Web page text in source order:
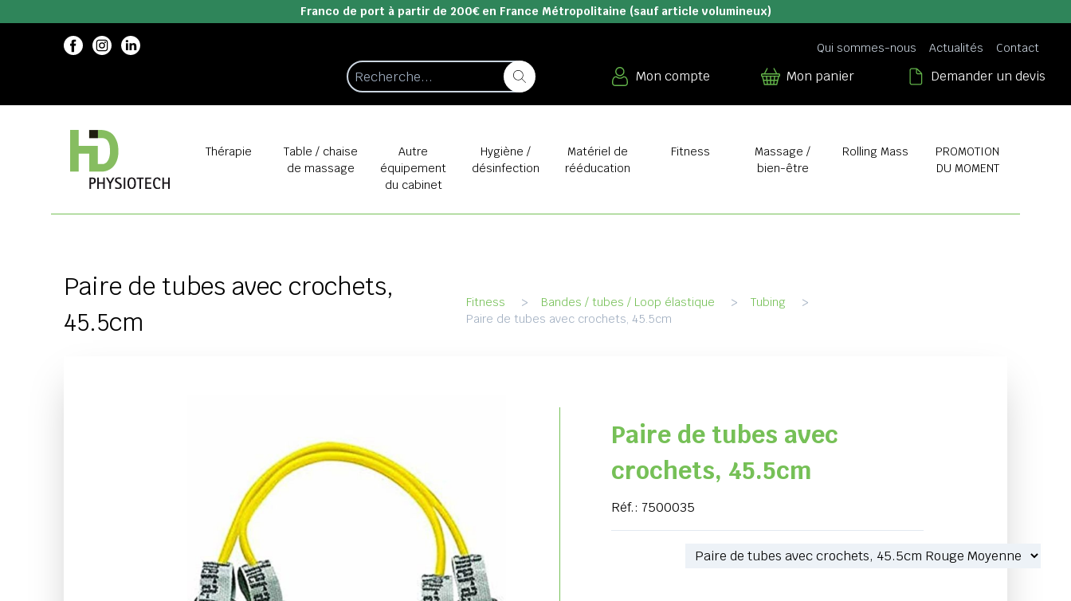
Franco de port à partir de 200€ en France Métropolitaine (sauf article volumineux)
Qui sommes-nous Actualités Contact
Mon compte Mon panier Demander un devis
Thérapie
Table / chaise
de massage
Autre
équipement
du cabinet
Hygiène /
désinfection
Matériel de
rééducation
Fitness
Massage /
bien-être
Rolling Mass
PROMOTION
DU MOMENT
Paire de tubes avec crochets,
45.5cm
Fitness > Bandes / tubes / Loop élastique > Tubing
>
Paire de tubes avec crochets, 45.5cm
Paire de tubes avec
crochets, 45.5cm
Réf.: 7500035